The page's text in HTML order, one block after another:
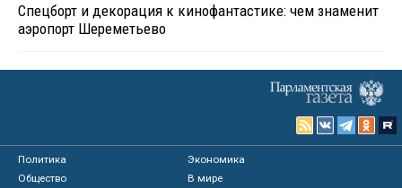
Спецборт и декорация к кинофантастике: чем знаменит
аэропорт Шереметьево
Политика
Экономика
Общество
В мире